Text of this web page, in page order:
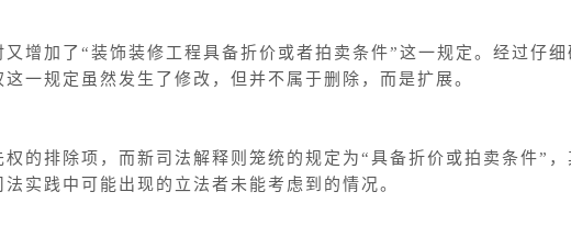
增加了“装饰装修工程具备折价或者拍卖条件”这一规定。经过仔细
一规定虽然发生了修改，但并不属于删除，而是扩展。
的排除项，而新司法解释则笼统的规定为“具备折价或拍卖条件”，
实践中可能出现的立法者未能考虑到的情况。